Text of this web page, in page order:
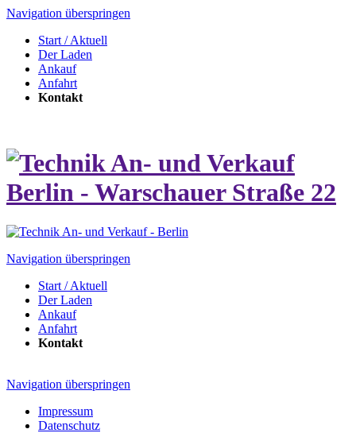
Navigation überspringen
Start / Aktuell
Der Laden
Ankauf
Anfahrt
Kontakt
Navigation überspringen
Start / Aktuell
Der Laden
Ankauf
Anfahrt
Kontakt
Navigation überspringen
Impressum
Datenschutz